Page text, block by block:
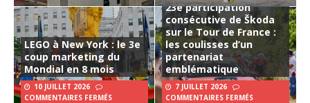
LEGO à New York : le 3e
coup marketing du
Mondial en 8 mois
10 JUILLET 2026
COMMENTAIRES FERMÉS
23e participation
consécutive de Škoda
sur le Tour de France :
les coulisses d’un
partenariat
emblématique
7 JUILLET 2026
COMMENTAIRES FERMÉS